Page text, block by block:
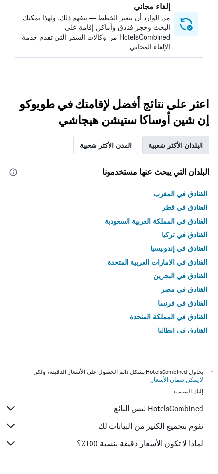
إلغاء مجاني
من الوارد أن تتغير الخطط — نتفهم ذلك. ولهذا يمكنك
البحث وحجز فنادق وأماكن إقامة على
HotelsCombined من وكالات السفر التي تقدم خدمة
الإلغاء المجاني
اعثر على نتائج أفضل لإقامتك في طويوكو
إن شين أوساكا ستيشن هيجاشي
البلدان الأكثر شعبية المدن الأكثر شعبية
البلدان التي يبحث عنها مستخدمونا
الفنادق في المغرب
الفنادق في قطر
الفنادق في المملكة العربية السعودية
الفنادق في تركيا
الفنادق في إندونيسيا
الفنادق في الامارات العربية المتحدة
الفنادق في البحرين
الفنادق في مصر
الفنادق في فرنسا
الفنادق في المملكة المتحدة
الفنادق في إيطاليا
*
يحاول HotelsCombined بشكل دائم الحصول على الأسعار الدقيقة، ولكن
لا يمكن ضمان الأسعار .
إليك السبب:
HotelsCombined ليس البائع
نقوم بتجميع الكثير من البيانات لك
لماذا لا تكون الأسعار دقيقة بنسبة 100٪؟